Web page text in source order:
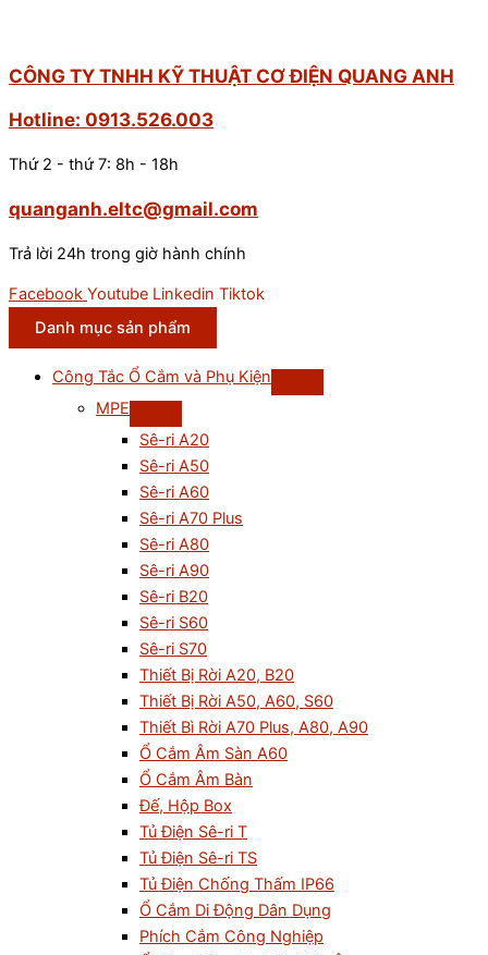
CÔNG TY TNHH KỸ THUẬT CƠ ĐIỆN QUANG ANH
Hotline: 0913.526.003
Thứ 2 - thứ 7: 8h - 18h
quanganh.eltc@gmail.com
Trả lời 24h trong giờ hành chính
Facebook Youtube Linkedin Tiktok
Danh mục sản phẩm
Công Tắc Ổ Cắm và Phụ Kiện
MPE
Sê-ri A20
Sê-ri A50
Sê-ri A60
Sê-ri A70 Plus
Sê-ri A80
Sê-ri A90
Sê-ri B20
Sê-ri S60
Sê-ri S70
Thiết Bị Rời A20, B20
Thiết Bị Rời A50, A60, S60
Thiết Bì Rời A70 Plus, A80, A90
Ổ Cắm Âm Sàn A60
Ổ Cắm Âm Bàn
Đế, Hộp Box
Tủ Điện Sê-ri T
Tủ Điện Sê-ri TS
Tủ Điện Chống Thấm IP66
Ổ Cắm Di Động Dân Dụng
Phích Cắm Công Nghiệp